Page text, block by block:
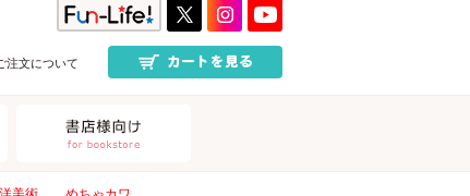
注文について